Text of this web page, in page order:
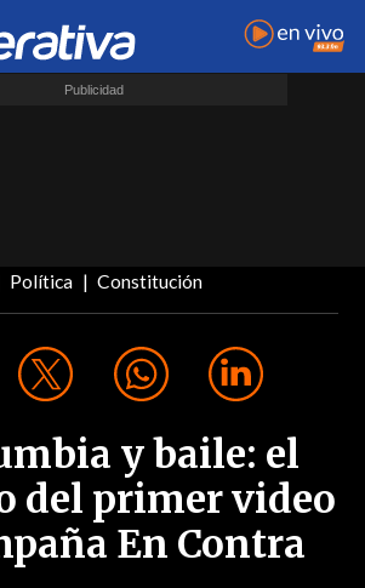
Política Constitución
y baile: el
del primer video
En Contra